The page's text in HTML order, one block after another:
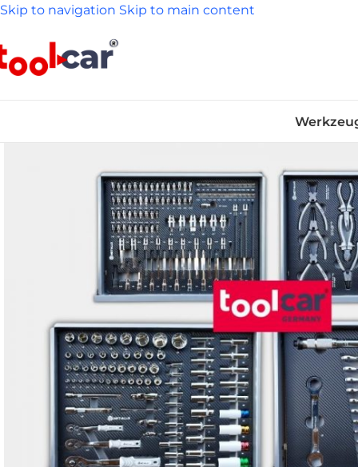
Skip to navigation Skip to main content